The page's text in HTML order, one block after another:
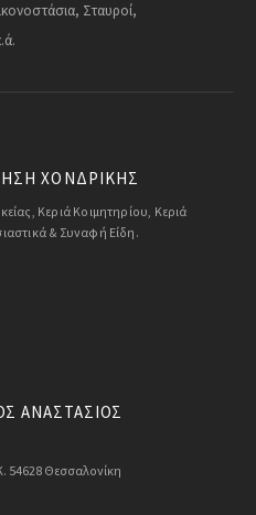
Σταυροί,
ΧΟΝΔΡΙΚΗΣ
Κεριά Κοιμητηρίου, Κεριά
& Συναφή Είδη.
ΑΝΑΣΤΆΣΙΟΣ
54628 Θεσσαλονίκη